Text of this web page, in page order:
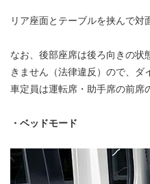
リア座面とテーブルを挟んで対
なお、後部座席は後ろ向きの
きません（法律違反）ので、
車定員は運転席・助手席の前席
・ベッドモード